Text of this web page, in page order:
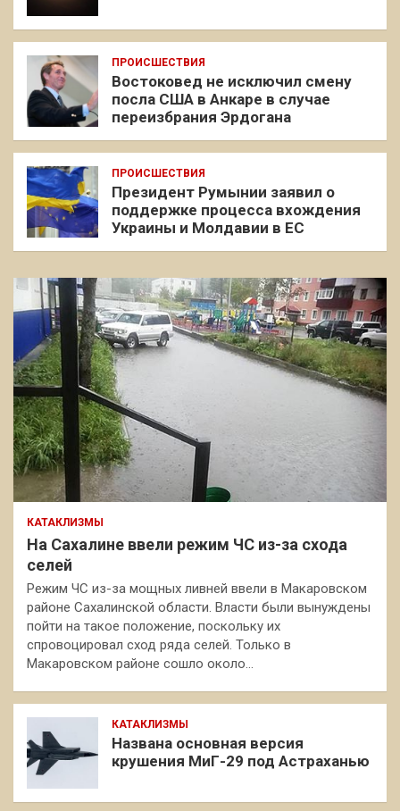
ПРОИСШЕСТВИЯ
Востоковед не исключил смену
посла США в Анкаре в случае
переизбрания Эрдогана
ПРОИСШЕСТВИЯ
Президент Румынии заявил о
поддержке процесса вхождения
Украины и Молдавии в ЕС
КАТАКЛИЗМЫ
На Сахалине ввели режим ЧС из-за схода
селей
Режим ЧС из-за мощных ливней ввели в Макаровском
районе Сахалинской области. Власти были вынуждены
пойти на такое положение, поскольку их
спровоцировал сход ряда селей. Только в
Макаровском районе сошло около…
КАТАКЛИЗМЫ
Названа основная версия
крушения МиГ-29 под Астраханью